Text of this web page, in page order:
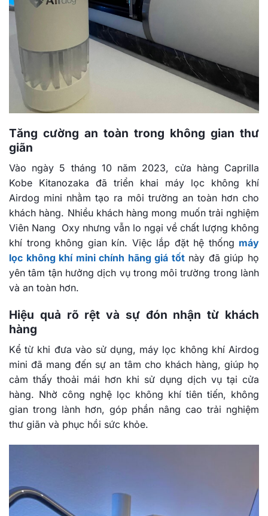
Tăng cường an toàn trong không gian thư
giãn
Vào ngày 5 tháng 10 năm 2023, cửa hàng Caprilla
Kobe Kitanozaka đã triển khai máy lọc không khí
Airdog mini nhằm tạo ra môi trường an toàn hơn cho
khách hàng. Nhiều khách hàng mong muốn trải nghiệm
Viên Nang Oxy nhưng vẫn lo ngại về chất lượng không
khí trong không gian kín. Việc lắp đặt hệ thống máy
lọc không khí mini chính hãng giá tốtnày đã giúp họ
yên tâm tận hưởng dịch vụ trong môi trường trong lành
và an toàn hơn.
Hiệu quả rõ rệt và sự đón nhận từ khách
hàng
Kể từ khi đưa vào sử dụng, máy lọc không khí Airdog
mini đã mang đến sự an tâm cho khách hàng, giúp họ
cảm thấy thoải mái hơn khi sử dụng dịch vụ tại cửa
hàng. Nhờ công nghệ lọc không khí tiên tiến, không
gian trong lành hơn, góp phần nâng cao trải nghiệm
thư giãn và phục hồi sức khỏe.